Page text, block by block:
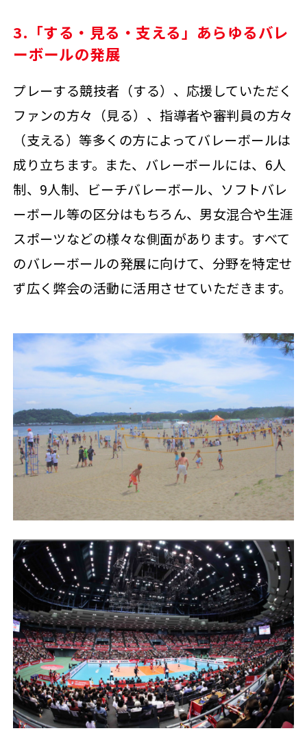
3.「する・見る・支える」あらゆるバレ
ーボールの発展
プレーする競技者（する）、応援していただく
ファンの方々（見る）、指導者や審判員の方々
（支える）等多くの方によってバレーボールは
成り立ちます。また、バレーボールには、6人
制、9人制、ビーチバレーボール、ソフトバレ
ーボール等の区分はもちろん、男女混合や生涯
スポーツなどの様々な側面があります。すべて
のバレーボールの発展に向けて、分野を特定せ
ず広く弊会の活動に活用させていただきます。